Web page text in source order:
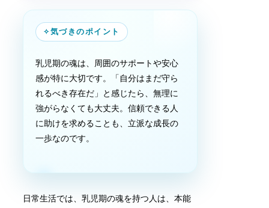
✧気づきのポイント
乳児期の魂は、周囲のサポートや安心
感が特に大切です。「自分はまだ守ら
れるべき存在だ」と感じたら、無理に
強がらなくても大丈夫。信頼できる人
に助けを求めることも、立派な成長の
一歩なのです。
日常生活では、乳児期の魂を持つ人は、本能